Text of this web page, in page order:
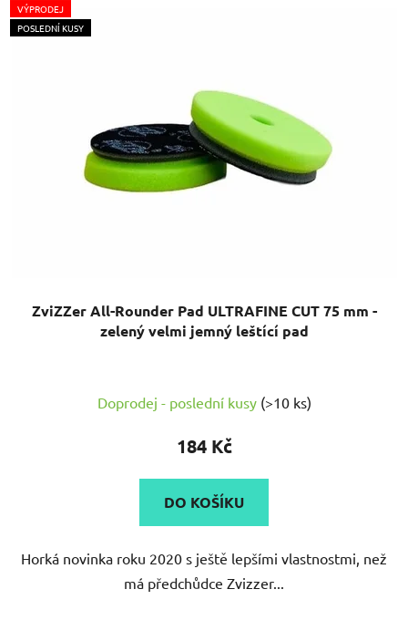
VÝPRODEJ
POSLEDNÍ KUSY
ZviZZer All-Rounder Pad ULTRAFINE CUT 75 mm -
zelený velmi jemný leštící pad
Doprodej - poslední kusy (>10 ks)
184 Kč
DO KOŠÍKU
Horká novinka roku 2020 s ještě lepšími vlastnostmi, než
má předchůdce Zvizzer...